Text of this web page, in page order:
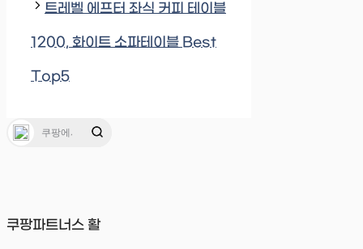
트레벨 에프터 좌식 커피 테이블
1200, 화이트 소파테이블 Best
Top5
쿠팡파트너스 활